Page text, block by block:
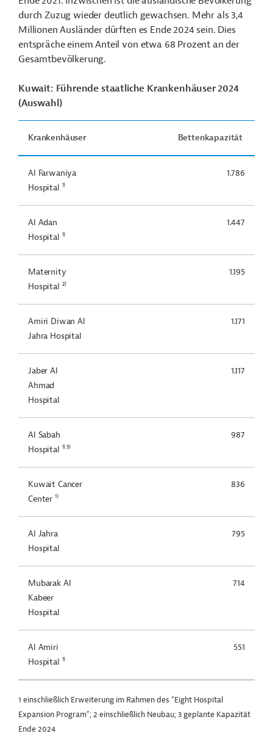
durch Zuzug wieder deutlich gewachsen. Mehr als 3,4
Millionen Ausländer dürften es Ende 2024 sein. Dies
entspräche einem Anteil von etwa 68 Prozent an der
Gesamtbevölkerung.
Kuwait: Führende staatliche Krankenhäuser 2024
(Auswahl)
Krankenhäuser Bettenkapazität
Al Farwaniya
Hospital 1)
1.786
Al Adan
Hospital 1)
1.447
Maternity
Hospital 2)
1.195
Amiri Diwan Al
Jahra Hospital
1.171
Jaber Al
Ahmad
Hospital
1.117
Al Sabah
Hospital 1) 3)
987
Kuwait Cancer
Center 1)
836
Al Jahra
Hospital
795
Mubarak Al
Kabeer
Hospital
714
Al Amiri
Hospital 1)
551
1 einschließlich Erweiterung im Rahmen des "Eight Hospital
Expansion Program"; 2 einschließlich Neubau; 3 geplante Kapazität
Ende 2024